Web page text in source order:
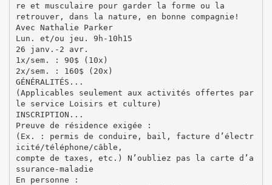
re et musculaire pour garder la forme ou la
retrouver, dans la nature, en bonne compagnie!
Avec Nathalie Parker
Lun. et/ou jeu. 9h-10h15
26 janv.-2 avr.
1x/sem. : 90$ (10x)
2x/sem. : 160$ (20x)
GÉNÉRALITÉS...
(Applicables seulement aux activités offertes par
le service Loisirs et culture)
INSCRIPTION...
Preuve de résidence exigée :
(Ex. : permis de conduire, bail, facture d’électr
icité/téléphone/câble,
compte de taxes, etc.) N’oubliez pas la carte d’a
ssurance-maladie
En personne :